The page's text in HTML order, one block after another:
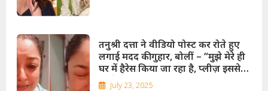
तनुश्री दत्ता ने वीडियो पोस्ट कर रोते हुए
लगाई मदद की गुहार, बोलीं – “मुझे मेरे ही
घर में हैरेस किया जा रहा है, प्लीज़ इससे
पहले देर हो जाए”!
July 23, 2025